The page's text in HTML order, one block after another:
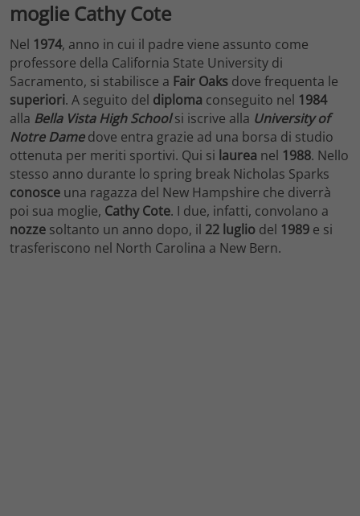
moglie Cathy Cote
Nel 1974, anno in cui il padre viene assunto come
professore della California State University di
Sacramento, si stabilisce a Fair Oaks dove frequenta le
superiori. A seguito del diploma conseguito nel 1984
alla Bella Vista High School si iscrive alla University of
Notre Dame dove entra grazie ad una borsa di studio
ottenuta per meriti sportivi. Qui si laurea nel 1988. Nello
stesso anno durante lo spring break Nicholas Sparks
conosce una ragazza del New Hampshire che diverrà
poi sua moglie, Cathy Cote. I due, infatti, convolano a
nozze soltanto un anno dopo, il 22 luglio del 1989 e si
trasferiscono nel North Carolina a New Bern.